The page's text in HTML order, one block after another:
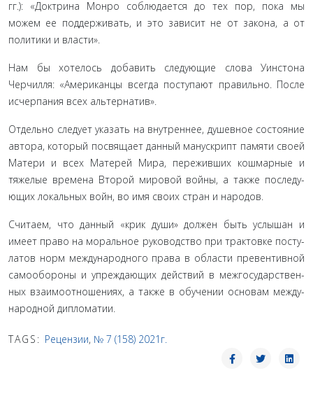
гг.): «Доктрина Монро соблюдается до тех пор, пока мы
можем ее поддержи­вать, и это зависит не от закона, а от
политики и власти».
Нам бы хотелось добавить следующие слова Уинстона
Черчилля: «Американцы всегда поступают правильно. После
исчерпания всех альтернатив».
Отдельно следует указать на внутреннее, душевное состо­яние
автора, который посвящает данный манускрипт памяти своей
Матери и всех Матерей Мира, переживших кошмарные и
тяжелые времена Второй мировой войны, а также последу­
ющих локальных войн, во имя своих стран и народов.
Считаем, что данный «крик души» должен быть услышан и
имеет право на моральное руководство при трактовке посту­
латов норм международного права в области превентивной
самообороны и упреждающих действий в межгосударствен­
ных взаимоотношениях, а также в обучении основам между­
народной дипломатии.
TAGS: Рецензии, № 7 (158) 2021г.